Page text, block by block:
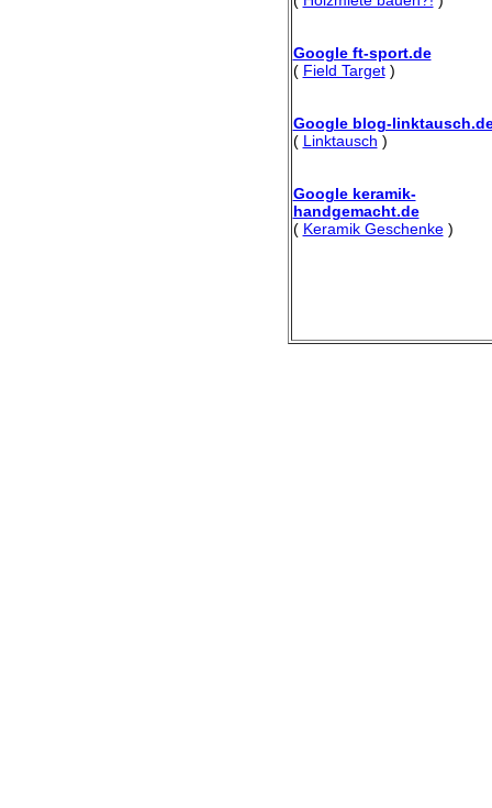
Google ft-sport.de
( Field Target)
Google blog-
( Linktausch )
Google keramik-
handgemacht.de
( Keramik Geschenke)